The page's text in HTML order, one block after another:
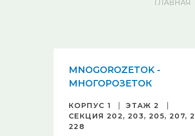
ГЛАВНАЯ
MNOGOROZETOK -
МНОГОРОЗЕТОК
КОРПУС 1
ЭТАЖ 2
СЕКЦИЯ 202, 203, 205, 207,
228